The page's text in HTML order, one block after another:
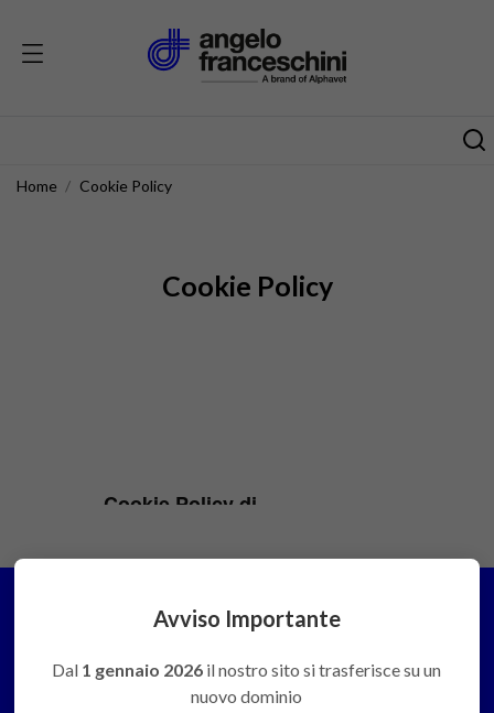
Home Cookie Policy
Cookie Policy
PREVENTIVI E CONSULENZE
Avviso Importante
Dal 1 gennaio 2026 il nostro sito si trasferisce su un
nuovo dominio